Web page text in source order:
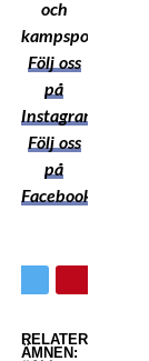
och
kampsport!
Följ oss
på
Instagram
Följ oss
på
Facebook
RELATERADE
ÄMNEN: